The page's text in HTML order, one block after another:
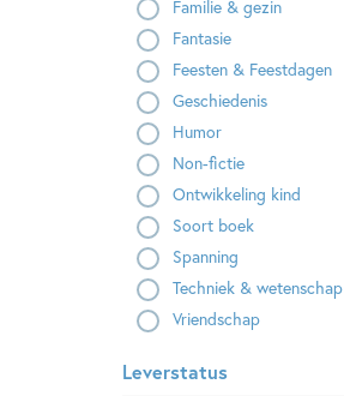
Familie & gezin
Fantasie
Feesten & Feestdagen
Geschiedenis
Humor
Non-fictie
Ontwikkeling kind
Soort boek
Spanning
Techniek & wetenschap
Vriendschap
Leverstatus